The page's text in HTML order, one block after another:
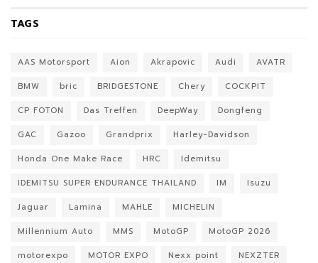
TAGS
AAS Motorsport Aion Akrapovic Audi
AVATR
BMW
bric BRIDGESTONE Chery
COCKPIT
CP FOTON
Das Treffen DeepWay
Dongfeng
GAC
Gazoo Grandprix
Harley-Davidson
Honda One Make Race
HRC
Idemitsu
IDEMITSU SUPER ENDURANCE THAILAND
IM
Isuzu
Jaguar
Lamina MAHLE
MICHELIN
Millennium Auto
MMS MotoGP
MotoGP 2026
motorexpo
MOTOR EXPO Nexx point
NEXZTER